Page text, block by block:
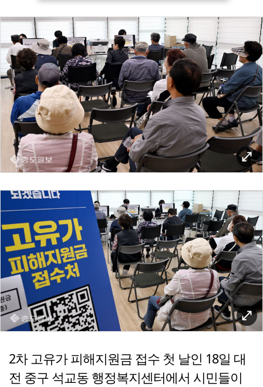
2차 고유가 피해지원금 접수 첫 날인 18일 대
전 중구 석교동 행정복지센터에서 시민들이